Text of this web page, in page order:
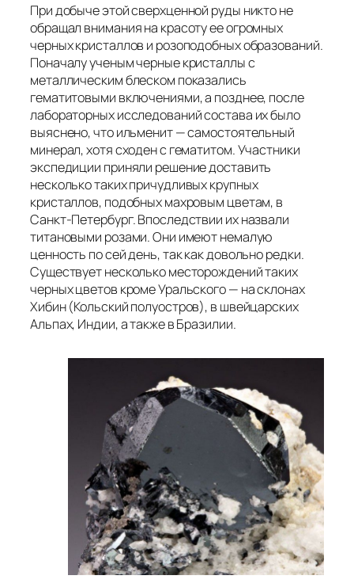
При добыче этой сверхценной руды никто не
обращал внимания на красоту ее огромных
черных кристаллов и розоподобных образований.
Поначалу ученым черные кристаллы с
металлическим блеском показались
гематитовыми включениями, а позднее, после
лабораторных исследований состава их было
выяснено, что ильменит — самостоятельный
минерал, хотя сходен с гематитом. Участники
экспедиции приняли решение доставить
несколько таких причудливых крупных
кристаллов, подобных махровым цветам, в
Санкт-Петербург. Впоследствии их назвали
титановыми розами. Они имеют немалую
ценность по сей день, так как довольно редки.
Существует несколько месторождений таких
черных цветов кроме Уральского — на склонах
Хибин (Кольский полуостров), в швейцарских
Альпах, Индии, а также в Бразилии.